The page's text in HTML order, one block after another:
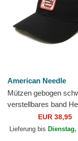
American Needle
Mützen gebogen
verstellbares band
der Fender von
Needle
EUR 38,95
Lieferung bis